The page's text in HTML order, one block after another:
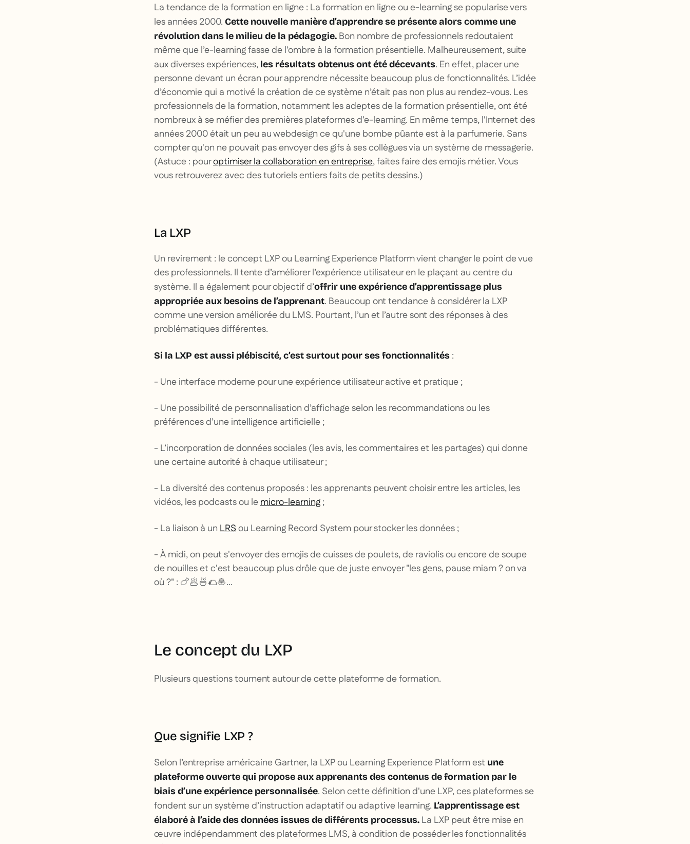
La tendance de la formation en ligne : La formation en ligne ou e-learning se popularise vers
les années 2000. Cette nouvelle manière d’apprendre se présente alors comme une
révolution dans le milieu de la pédagogie. Bon nombre de professionnels redoutaient
même que l’e-learning fasse de l’ombre à la formation présentielle. Malheureusement, suite
aux diverses expériences, les résultats obtenus ont été décevants. En effet, placer une
personne devant un écran pour apprendre nécessite beaucoup plus de fonctionnalités. L’idée
d’économie qui a motivé la création de ce système n’était pas non plus au rendez-vous. Les
professionnels de la formation, notamment les adeptes de la formation présentielle, ont été
nombreux à se méfier des premières plateformes d’e-learning. En même temps, l'Internet des
années 2000 était un peu au webdesign ce qu'une bombe pûante est à la parfumerie. Sans
compter qu'on ne pouvait pas envoyer des gifs à ses collègues via un système de messagerie.
(Astuce : pouroptimiser la collaboration en entreprise, faites faire des emojis métier. Vous
vous retrouverez avec des tutoriels entiers faits de petits dessins.)
La LXP
Un revirement : le concept LXP ou Learning Experience Platform vient changer le point de vue
des professionnels. Il tente d’améliorer l’expérience utilisateur en le plaçant au centre du
système. Il a également pour objectif d’offrir une expérience d’apprentissage plus
appropriée aux besoins de l’apprenant. Beaucoup ont tendance à considérer la LXP
comme une version améliorée du LMS. Pourtant, l’un et l’autre sont des réponses à des
problématiques différentes.
Si la LXP est aussi plébiscité, c’est surtout pour ses fonctionnalités :
- Une interface moderne pour une expérience utilisateur active et pratique ;
- Une possibilité de personnalisation d’affichage selon les recommandations ou les
préférences d’une intelligence artificielle ;
- L’incorporation de données sociales (les avis, les commentaires et les partages) qui donne
une certaine autorité à chaque utilisateur ;
- La diversité des contenus proposés : les apprenants peuvent choisir entre les articles, les
vidéos, les podcasts ou lemicro-learning;
- La liaison à unLRSou Learning Record System pour stocker les données ;
- À midi, on peut s'envoyer des emojis de cuisses de poulets, de raviolis ou encore de soupe
de nouilles et c'est beaucoup plus drôle que de juste envoyer "les gens, pause miam ? on va
où ?" : 🍗🥟🍜🌮🧆...
Le concept du LXP
Plusieurs questions tournent autour de cette plateforme de formation.
Que signifie LXP ?
Selon l’entreprise américaine Gartner, la LXP ou Learning Experience Platform est une
plateforme ouverte qui propose aux apprenants des contenus de formation par le
biais d’une expérience personnalisée. Selon cette définition d'une LXP, ces plateformes se
fondent sur un système d’instruction adaptatif ou adaptive learning. L’apprentissage est
élaboré à l’aide des données issues de différents processus. La LXP peut être mise en
œuvre indépendamment des plateformes LMS, à condition de posséder les fonctionnalités